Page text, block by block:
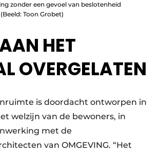
zonder een gevoel van beslotenheid
Toon Grobet)
HET
OVERGELATEN
is doordacht ontworpen in
welzijn van de bewoners, in
met de
van OMGEVING. “Het